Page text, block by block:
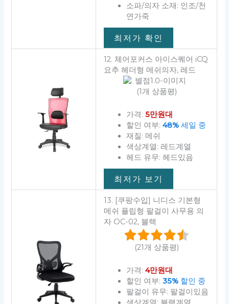
소파/의자 소재: 인조/천
연가죽
최저가 확인
12. 체어포커스 아이스퀘어 iCQ
요추 헤더형 메쉬의자, 레드
(1개 상품평)
가격: 5만원대
할인 여부: 48%세일 중
재질: 메쉬
색상계열: 레드계열
헤드 유무: 헤드있음
최저가 보기
13. [쿠팡수입] 니디스 기본형
메쉬 플립형 팔걸이 사무용 의
자 OC-02, 블랙
(21개 상품평)
가격: 4만원대
할인 여부: 35%할인 중
팔걸이 유무: 팔걸이있음